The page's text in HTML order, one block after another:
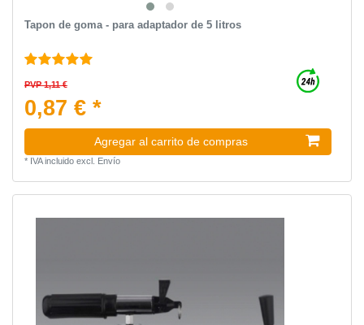
Tapon de goma - para adaptador de 5 litros
PVP 1,11 €
0,87 € *
Agregar al carrito de compras
* IVA incluidoexcl. Envío